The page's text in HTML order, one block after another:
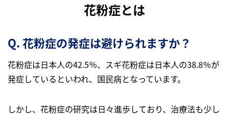
花粉症とは
Q. 花粉症の発症は避けられますか？
花粉症は日本人の42.5％、スギ花粉症は日本人の38.8％が
発症しているといわれ、国民病となっています。
しかし、花粉症の研究は日々進歩しており、治療法も少し